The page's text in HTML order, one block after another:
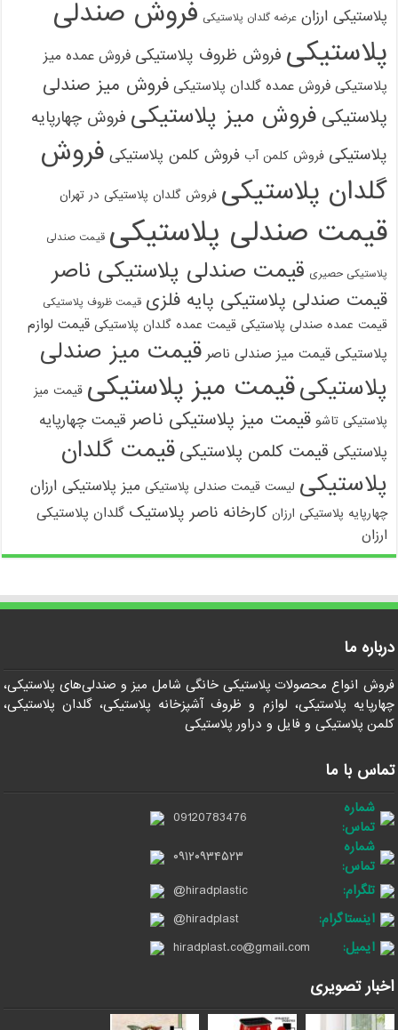
پلاستیکی ارزان عرضه گلدان پلاستیکی فروش صندلی
پلاستیکی فروش ظروف پلاستیکی فروش عمده میز
پلاستیکی فروش عمده گلدان پلاستیکی فروش میز صندلی
پلاستیکی فروش میز پلاستیکی فروش چهارپایه
پلاستیکی فروش کلمن آب فروش کلمن پلاستیکی فروش
گلدان پلاستیکی فروش گلدان پلاستیکی در تهران
قیمت صندلی پلاستیکی قیمت صندلی
پلاستیکی حصیری قیمت صندلی پلاستیکی ناصر
قیمت صندلی پلاستیکی پایه فلزی قیمت ظروف پلاستیکی
قیمت عمده صندلی پلاستیکی قیمت عمده گلدان پلاستیکی قیمت لوازم
پلاستیکی قیمت میز صندلی ناصر قیمت میز صندلی
پلاستیکیقیمت میز پلاستیکی قیمت میز
پلاستیکی تاشو قیمت میز پلاستیکی ناصر قیمت چهارپایه
پلاستیکی قیمت کلمن پلاستیکی قیمت گلدان
پلاستیکی لیست قیمت صندلی پلاستیکی میز پلاستیکی ارزان
چهارپایه پلاستیکی ارزان کارخانه ناصر پلاستیک گلدان پلاستیکی
ارزان
درباره ما
فروش انواع محصولات پلاستیکی خانگی شامل میز و صندلی‌های پلاستیکی،
چهارپایه پلاستیکی، لوازم و ظروف آشپزخانه پلاستیکی، گلدان پلاستیکی،
کلمن پلاستیکی و فایل و دراور پلاستیکی
تماس با ما
شماره
تماس:
09120783476
شماره
تماس:
۰۹۱۲۰۹۳۴۵۲۳
تلگرام:
@hiradplastic
اینستاگرام:
@hiradplast
ایمیل:
hiradplast.co@gmail.com
اخبار تصویری